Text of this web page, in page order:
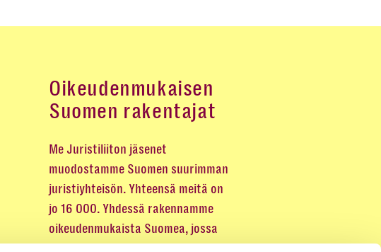
Oikeudenmukaisen
Suomen rakentajat
Me Juristiliiton jäsenet
muodostamme Suomen suurimman
juristiyhteisön. Yhteensä meitä on
jo 16 000. Yhdessä rakennamme
oikeudenmukaista Suomea, jossa